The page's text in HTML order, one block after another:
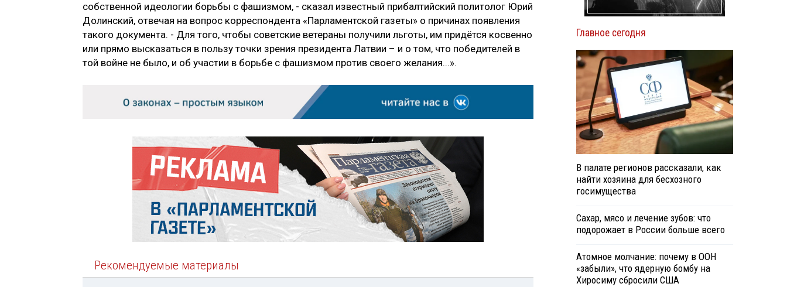
собственной идеологии борьбы с фашизмом, - сказал известный прибалтийский политолог Юрий
Долинский, отвечая на вопрос корреспондента «Парламентской газеты» о причинах появления
такого документа. - Для того, чтобы советские ветераны получили льготы, им придётся косвенно
или прямо высказаться в пользу точки зрения президента Латвии – и о том, что победителей в
той войне не было, и об участии в борьбе с фашизмом против своего желания...».
Рекомендуемые материалы
Главное сегодня
В палате регионов рассказали, как
найти хозяина для бесхозного
госимущества
Сахар, мясо и лечение зубов: что
подорожает в России больше всего
Атомное молчание: почему в ООН
«забыли», что ядерную бомбу на
Хиросиму сбросили США